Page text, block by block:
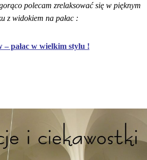
polecam zrelaksować się w pięknym
z widokiem na pałac :
– pałac w wielkim stylu !